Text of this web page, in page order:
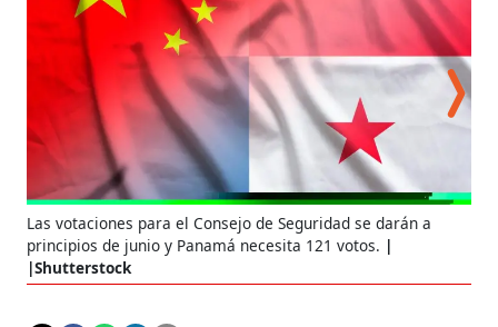
Las votaciones para el Consejo de Seguridad se darán a
principios de junio y Panamá necesita 121 votos.
|Shutterstock